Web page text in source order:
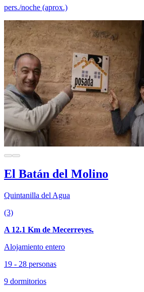
pers./noche (aprox.)
El Batán del Molino
Quintanilla del Agua
(3)
A 12.1 Km de Mecerreyes.
Alojamiento entero
19 - 28 personas
9 dormitorios